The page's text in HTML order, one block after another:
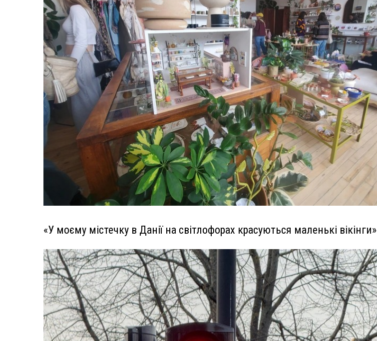
«У моєму містечку в Данії на світлофорах красуються маленькі вікінги»